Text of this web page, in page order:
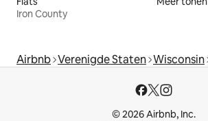
Iron County
Airbnb Verenigde Staten Wisconsin
© 2026 Airbnb, Inc.